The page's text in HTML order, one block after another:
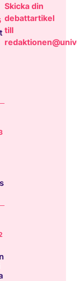
Skicka din
debattartikel
till